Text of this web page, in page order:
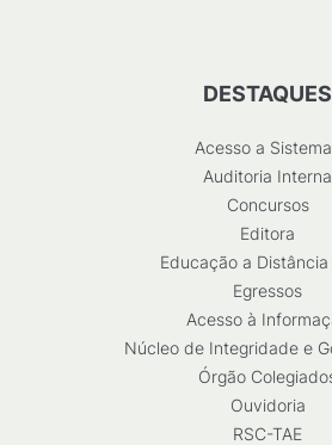
DESTAQUES
Acesso a
Auditoria Interna
Concursos
Editora
Educação a Distância
Egressos
Acesso à
Núcleo de Integridade e
Órgão
Ouvidoria
RSC-TAE